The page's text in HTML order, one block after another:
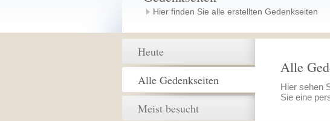
Hier finden Sie alle erstellten Gedenkseiten
Alle
Hier sehen
Sie eine
Heute
Alle Gedenkseiten
Meist besucht